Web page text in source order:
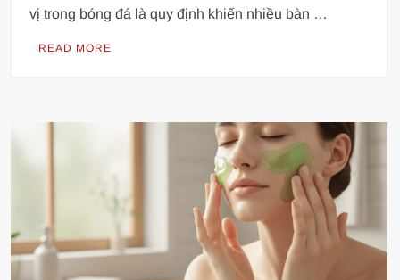
vị trong bóng đá là quy định khiến nhiều bàn …
READ MORE